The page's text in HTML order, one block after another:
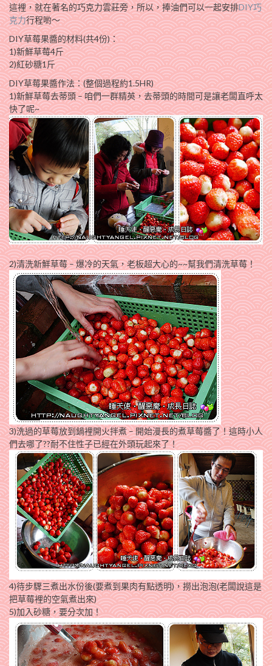
這裡，就在著名的巧克力雲莊旁，所以，捧油們可以一起安排DIY巧
克力行程喲～
DIY草莓果醬的材料(共4份)：
1)新鮮草莓4斤
2)紅砂糖1斤
DIY草莓果醬作法：(整個過程約1.5HR)
1)新鮮草莓去蒂頭 – 咱們一群精英，去蒂頭的時間可是讓老闆直呼太
快了呢~
2)清洗新鮮草莓 – 爆冷的天氣，老板超大心的~~幫我們清洗草莓！
3)洗過的草莓放到鍋裡開火拌煮 – 開始漫長的煮草莓醬了！這時小人
們去哪了??耐不住性子已經在外頭玩起來了！
4)待步驟三煮出水份後(要煮到果肉有點透明)，撈出泡泡(老闆說這是
把草莓裡的空氣煮出來)
5)加入砂糖，要分次加！